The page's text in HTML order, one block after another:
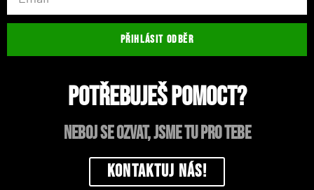
PŘIHLÁSIT ODBĚR
Potřebuješ pomoct?
neboj se ozvat, jsme tu pro tebe
Kontaktuj nás!